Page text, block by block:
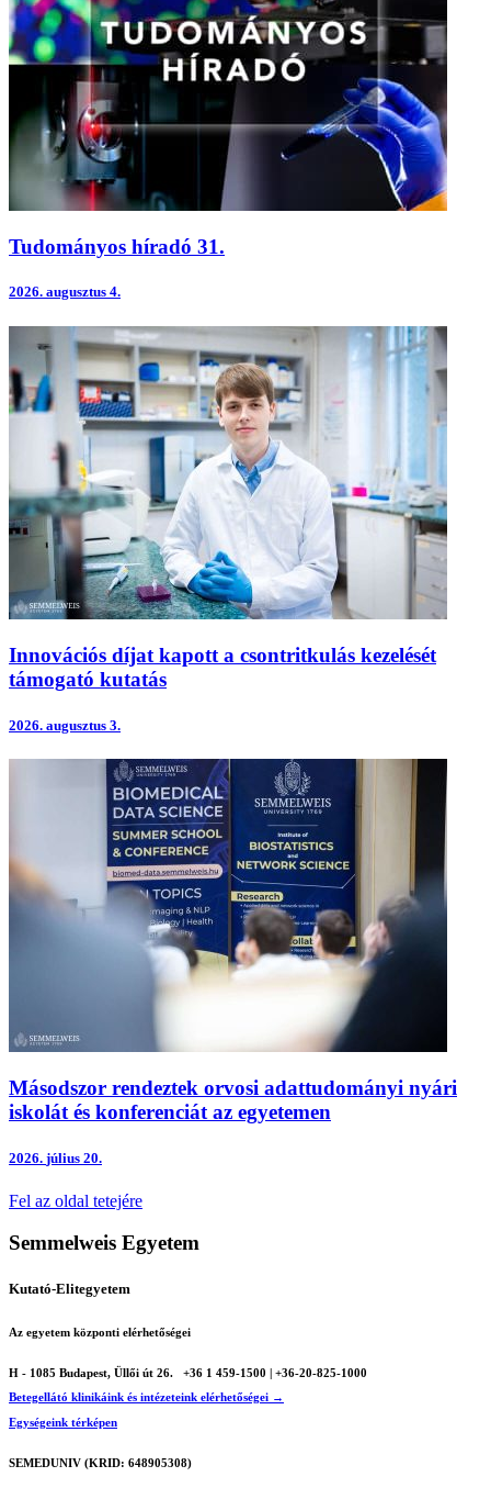
Tudományos híradó 31.
2026. augusztus 4.
Innovációs díjat kapott a csontritkulás kezelését
támogató kutatás
2026. augusztus 3.
Másodszor rendeztek orvosi adattudományi nyári
iskolát és konferenciát az egyetemen
2026. július 20.
Fel az oldal tetejére
Semmelweis Egyetem
Kutató-Elitegyetem
Az egyetem központi elérhetőségei
H - 1085 Budapest, Üllői út 26.
+36 1 459-1500 | +36-20-825-1000
Betegellátó klinikáink és intézeteink elérhetőségei →
Egységeink térképen
SEMEDUNIV (KRID: 648905308)